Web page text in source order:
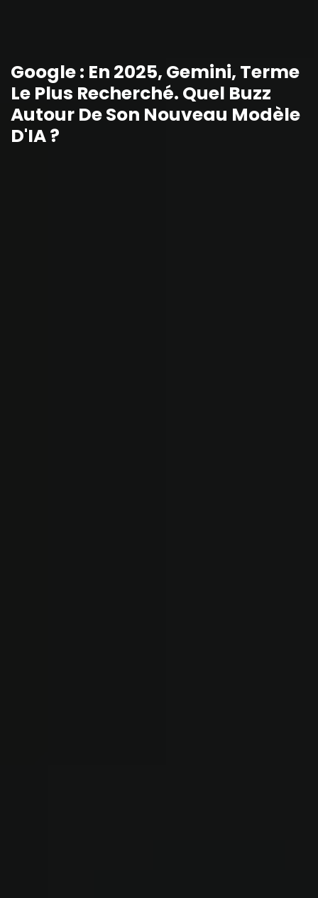
Google : En 2025, Gemini, Terme
Le Plus Recherché. Quel Buzz
Autour De Son Nouveau Modèle
D'IA ?